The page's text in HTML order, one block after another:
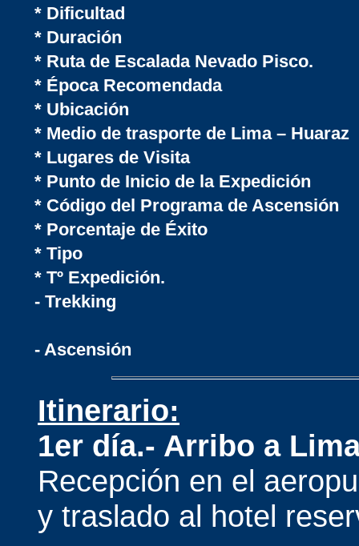
* Dificultad
* Duración
* Ruta de Escalada Nevado Pisco.
* Época Recomendada
* Ubicación
* Medio de trasporte de Lima – Huaraz
* Lugares de Visita
* Punto de Inicio de la Expedición
* Código del Programa de Ascensión
* Porcentaje de Éxito
* Tipo
* Tº Expedición.
- Trekking
- Ascensión
Itinerario:
1er día.- Arribo a
Recepción en el
y traslado al hotel